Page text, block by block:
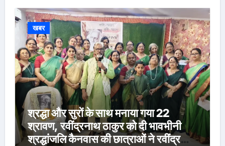
खबर
श्रद्धा और सुरों के साथ मनाया गया 22
श्रावण, रवींद्रनाथ ठाकुर को दी भावभीनी
श्रद्धांजलि कैनवास की छात्राओं ने रवींद्र